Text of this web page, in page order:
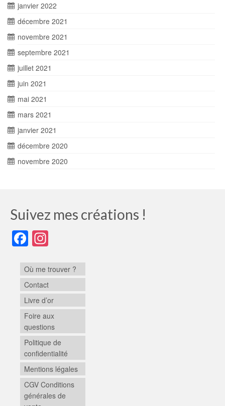
janvier 2022
décembre 2021
novembre 2021
septembre 2021
juillet 2021
juin 2021
mai 2021
mars 2021
janvier 2021
décembre 2020
novembre 2020
Suivez mes créations !
Facebook
Où me trouver ?
Contact
Livre d’or
Foire aux
questions
Politique de
confidentialité
Mentions légales
CGV Conditions
générales de